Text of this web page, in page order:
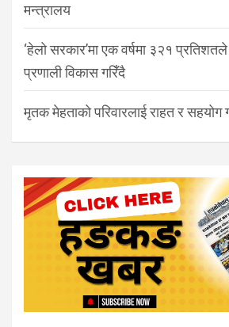
मन्त्रालय
‘हेलो सरकार’मा एक वर्षमा ३२१
प्रणाली विकास गरिँदै
मृतक मेहताको परिवारलाई राहत र सहयोग